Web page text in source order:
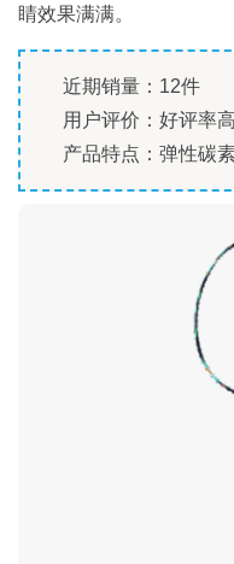
睛效果满满。
近期销量：12件
用户评价：好评率
产品特点：弹性碳